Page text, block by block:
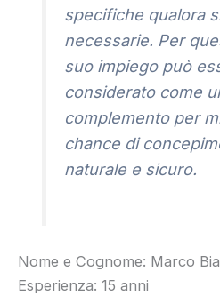
specifiche qualora
necessarie. Per
suo impiego può
considerato come
complemento per
chance di
naturale e sicuro.
Nome e Cognome: Marco
Esperienza: 15 anni